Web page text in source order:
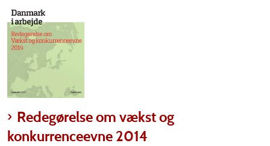
Redegørelse om vækst og
konkurrenceevne 2014